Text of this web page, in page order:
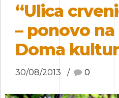
“Ulica
– ponovo na
Doma
30/08/2013 0